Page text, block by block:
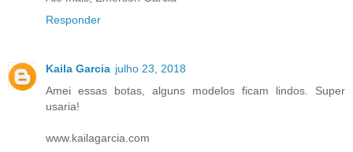
Responder
Kaila Garcia julho 23, 2018
Amei essas botas, alguns modelos ficam lindos. Super
usaria!
www.kailagarcia.com